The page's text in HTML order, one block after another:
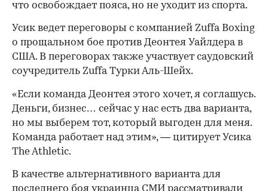
что освобождает пояса, но не уходит из спорта.
Усик ведет переговоры с компанией Zuffa Boxing
о прощальном бое против Деонтея Уайлдера в
США. В переговорах также участвует саудовский
соучредитель Zuffa Турки Аль-Шейх.
«Если команда Деонтея этого хочет, я соглашусь.
Деньги, бизнес… сейчас у нас есть два варианта,
но мы выберем тот, который выгоден для меня.
Команда работает над этим», — цитирует Усика
The Athletic.
В качестве альтернативного варианта для
последнего боя украинца СМИ рассматривали